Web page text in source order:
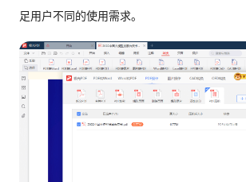
足用户不同的使用需求。